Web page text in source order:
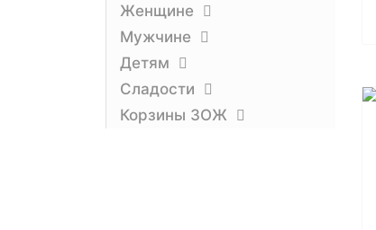
Женщине
Мужчине
Детям
Сладости
Корзины ЗОЖ